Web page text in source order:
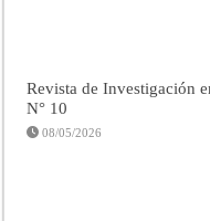
Revista de Investigación
N° 10
08/05/2026